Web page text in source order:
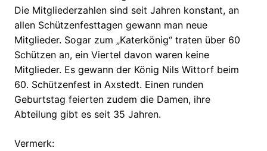
Die Mitgliederzahlen sind seit Jahren konstant, an
allen Schützenfesttagen gewann man neue
Mitglieder. Sogar zum „Katerkönig“ traten über 60
Schützen an, ein Viertel davon waren keine
Mitglieder. Es gewann der König Nils Wittorf beim
60. Schützenfest in Axstedt. Einen runden
Geburtstag feierten zudem die Damen, ihre
Abteilung gibt es seit 35 Jahren.
Vermerk: